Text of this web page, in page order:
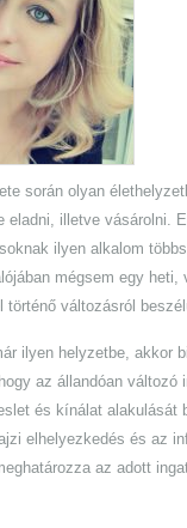
során olyan
eladni, illetve vásárolni.
ilyen alkalom
mégsem egy heti,
történő változásról
ilyen helyzetbe, akkor
az állandóan változó
és kínálat alakulását
elhelyezkedés és az
az adott